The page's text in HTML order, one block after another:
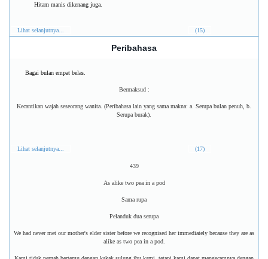
Hitam manis dikenang juga.
Lihat selanjutnya... (15)
Peribahasa
Bagai bulan empat belas.
Bermaksud :
Kecantikan wajah seseorang wanita. (Peribahasa lain yang sama makna: a. Serupa bulan penuh, b.
Serupa burak).
Lihat selanjutnya... (17)
439
As alike two pea in a pod
Sama rupa
Pelanduk dua serupa
We had never met our mother's elder sister before we recognised her immediately because they are as
alike as two pea in a pod.